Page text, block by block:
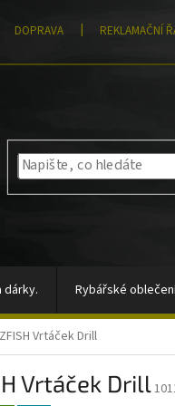
DOPRAVA REKLAMAČNÍ
dárky. Rybářské
sady signalizátorů
Moře AKCE
ZFISH Vrtáček Drill
Vrtáček Drill